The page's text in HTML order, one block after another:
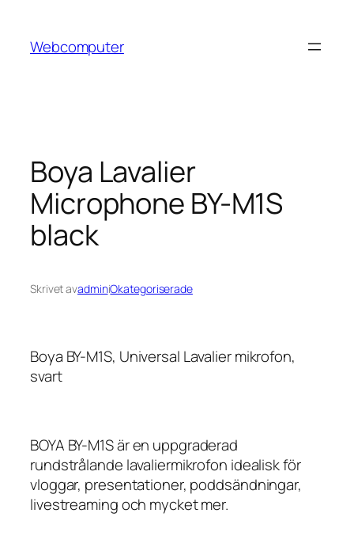
innehåll
Webcomputer
Boya Lavalier
Microphone BY-M1S
black
Skrivet avadminiOkategoriserade
Boya BY-M1S, Universal Lavalier mikrofon,
svart
BOYA BY-M1S är en uppgraderad
rundstrålande lavaliermikrofon idealisk för
vloggar, presentationer, poddsändningar,
livestreaming och mycket mer.